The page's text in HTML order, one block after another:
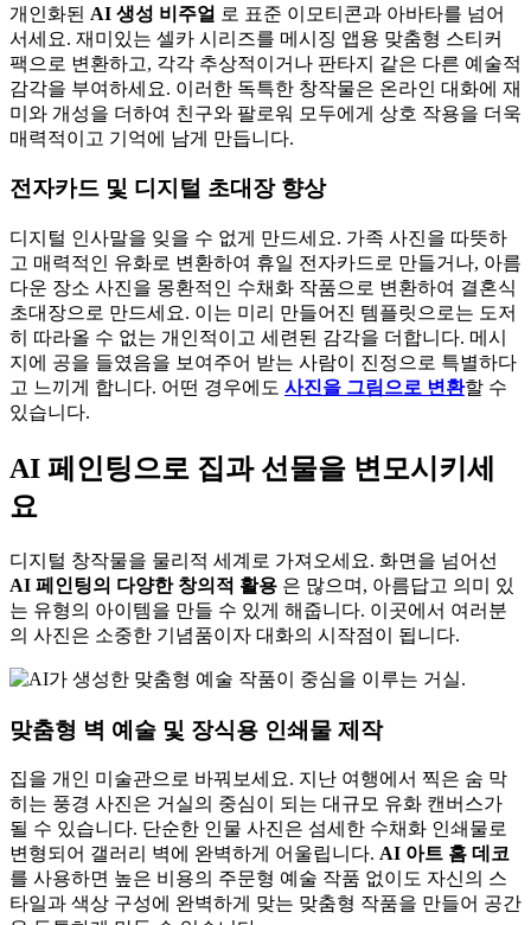
개인화된 AI 생성 비주얼 로 표준 이모티콘과 아바타를 넘어
서세요. 재미있는 셀카 시리즈를 메시징 앱용 맞춤형 스티커
팩으로 변환하고, 각각 추상적이거나 판타지 같은 다른 예술적
감각을 부여하세요. 이러한 독특한 창작물은 온라인 대화에 재
미와 개성을 더하여 친구와 팔로워 모두에게 상호 작용을 더욱
매력적이고 기억에 남게 만듭니다.
전자카드 및 디지털 초대장 향상
디지털 인사말을 잊을 수 없게 만드세요. 가족 사진을 따뜻하
고 매력적인 유화로 변환하여 휴일 전자카드로 만들거나, 아름
다운 장소 사진을 몽환적인 수채화 작품으로 변환하여 결혼식
초대장으로 만드세요. 이는 미리 만들어진 템플릿으로는 도저
히 따라올 수 없는 개인적이고 세련된 감각을 더합니다. 메시
지에 공을 들였음을 보여주어 받는 사람이 진정으로 특별하다
고 느끼게 합니다. 어떤 경우에도 사진을 그림으로 변환할 수
있습니다.
AI 페인팅으로 집과 선물을 변모시키세
요
디지털 창작물을 물리적 세계로 가져오세요. 화면을 넘어선
AI 페인팅의 다양한 창의적 활용 은 많으며, 아름답고 의미 있
는 유형의 아이템을 만들 수 있게 해줍니다. 이곳에서 여러분
의 사진은 소중한 기념품이자 대화의 시작점이 됩니다.
맞춤형 벽 예술 및 장식용 인쇄물 제작
집을 개인 미술관으로 바꿔보세요. 지난 여행에서 찍은 숨 막
히는 풍경 사진은 거실의 중심이 되는 대규모 유화 캔버스가
될 수 있습니다. 단순한 인물 사진은 섬세한 수채화 인쇄물로
변형되어 갤러리 벽에 완벽하게 어울립니다. AI 아트 홈 데코
를 사용하면 높은 비용의 주문형 예술 작품 없이도 자신의 스
타일과 색상 구성에 완벽하게 맞는 맞춤형 작품을 만들어 공간